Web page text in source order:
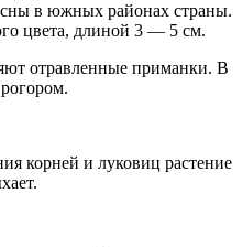
в южных районах страны.
цвета, длиной 3 — 5 см.
отравленные приманки. В
корней и луковиц растение